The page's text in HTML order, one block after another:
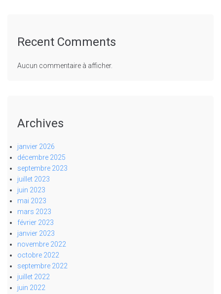
Recent Comments
Aucun commentaire à afficher.
Archives
janvier 2026
décembre 2025
septembre 2023
juillet 2023
juin 2023
mai 2023
mars 2023
février 2023
janvier 2023
novembre 2022
octobre 2022
septembre 2022
juillet 2022
juin 2022